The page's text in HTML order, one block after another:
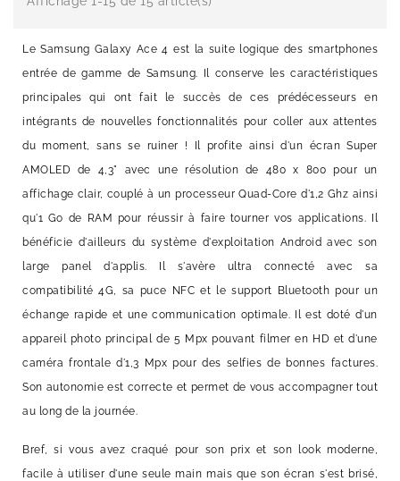
Le Samsung Galaxy Ace 4 est la suite logique des smartphones
entrée de gamme de Samsung. Il conserve les caractéristiques
principales qui ont fait le succès de ces prédécesseurs en
intégrants de nouvelles fonctionnalités pour coller aux attentes
du moment, sans se ruiner ! Il profite ainsi d'un écran Super
AMOLED de 4,3" avec une résolution de 480 x 800 pour un
affichage clair, couplé à un processeur Quad-Core d'1,2 Ghz ainsi
qu'1 Go de RAM pour réussir à faire tourner vos applications. Il
bénéficie d'ailleurs du système d'exploitation Android avec son
large panel d'applis. Il s'avère ultra connecté avec sa
compatibilité 4G, sa puce NFC et le support Bluetooth pour un
échange rapide et une communication optimale. Il est doté d'un
appareil photo principal de 5 Mpx pouvant filmer en HD et d'une
caméra frontale d'1,3 Mpx pour des selfies de bonnes factures.
Son autonomie est correcte et permet de vous accompagner tout
au long de la journée.
Bref, si vous avez craqué pour son prix et son look moderne,
facile à utiliser d'une seule main mais que son écran s'est brisé,